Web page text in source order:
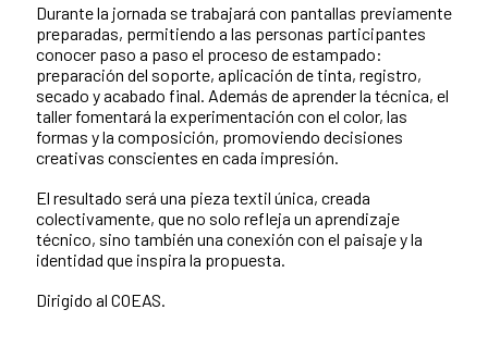
Durante la jornada se trabajará con pantallas previamente
preparadas, permitiendo a las personas participantes
conocer paso a paso el proceso de estampado:
preparación del soporte, aplicación de tinta, registro,
secado y acabado final. Además de aprender la técnica, el
taller fomentará la experimentación con el color, las
formas y la composición, promoviendo decisiones
creativas conscientes en cada impresión.
El resultado será una pieza textil única, creada
colectivamente, que no solo refleja un aprendizaje
técnico, sino también una conexión con el paisaje y la
identidad que inspira la propuesta.
Dirigido al COEAS.